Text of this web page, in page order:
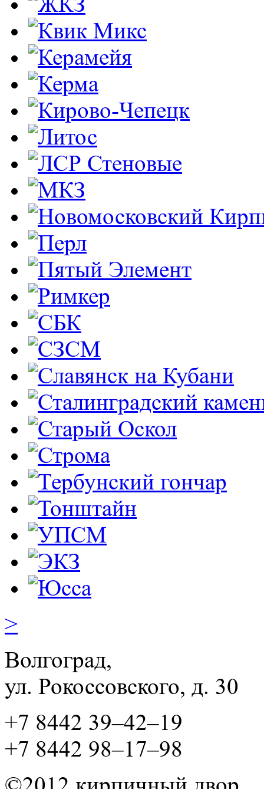
>
Волгоград,
ул. Рокосcовского, д. 30
+7 8442 39–42–19
+7 8442 98–17–98